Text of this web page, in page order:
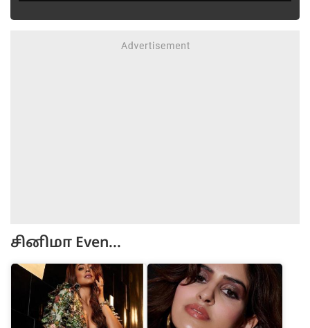
சினிமா Even...